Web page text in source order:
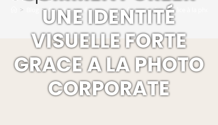
> > Comment créer une identité visuelle forte grâce à la
UNE IDENTITÉ
VISUELLE FORTE
GRACE A LA PHOTO
CORPORATE